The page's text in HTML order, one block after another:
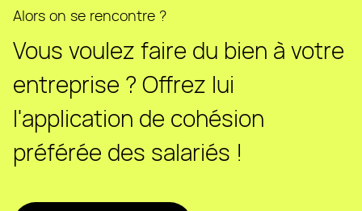
Alors on se rencontre ?
Vous voulez faire du bien à votre
entreprise ? Offrez lui
l'application de cohésion
préférée des salariés !